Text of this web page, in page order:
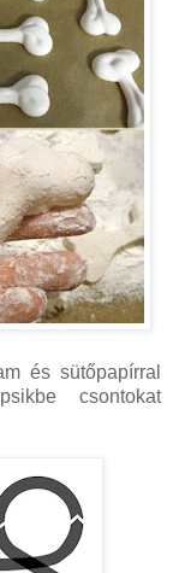
és sütőpapírral
csontokat